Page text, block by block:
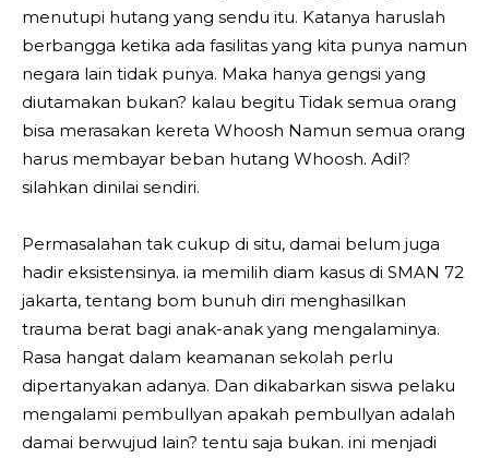
menutupi hutang yang sendu itu. Katanya haruslah
berbangga ketika ada fasilitas yang kita punya namun
negara lain tidak punya. Maka hanya gengsi yang
diutamakan bukan? kalau begitu Tidak semua orang
bisa merasakan kereta Whoosh Namun semua orang
harus membayar beban hutang Whoosh. Adil?
silahkan dinilai sendiri.
Permasalahan tak cukup di situ, damai belum juga
hadir eksistensinya. ia memilih diam kasus di SMAN 72
jakarta, tentang bom bunuh diri menghasilkan
trauma berat bagi anak-anak yang mengalaminya.
Rasa hangat dalam keamanan sekolah perlu
dipertanyakan adanya. Dan dikabarkan siswa pelaku
mengalami pembullyan apakah pembullyan adalah
damai berwujud lain? tentu saja bukan. ini menjadi